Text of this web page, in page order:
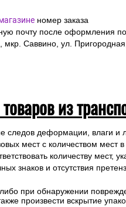
номер заказа
почту после оформления
мкр. Саввино, ул.
из
следов деформации, влаги
мест с количеством мест
количеству мест,
знаков и отсутствия
при обнаружении
произвести вскрытие